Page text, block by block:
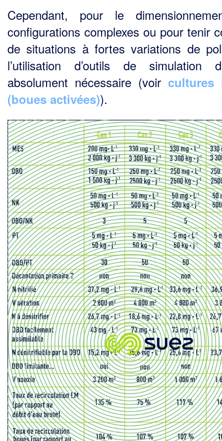
Cependant, pour le
configurations complexes ou pour tenir
de situations à fortes variations de
l’utilisation d’outils de simulation
absolument nécessaire (voir cultures
(boues activées)).